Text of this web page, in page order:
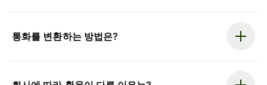
통화를 변환하는 방법은?